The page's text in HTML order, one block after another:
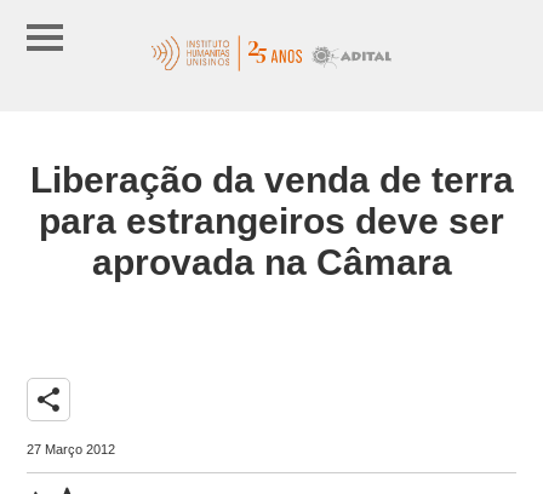
Liberação da venda de terra
para estrangeiros deve ser
aprovada na Câmara
share
27 Março 2012